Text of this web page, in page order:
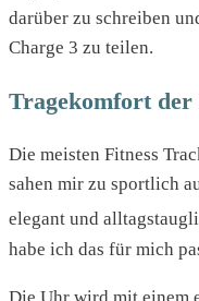
darüber zu schreiben
Charge 3 zu teilen.
Tragekomfort
Die meisten Fitness
sahen mir zu sportlich
elegant und
habe ich das für mich